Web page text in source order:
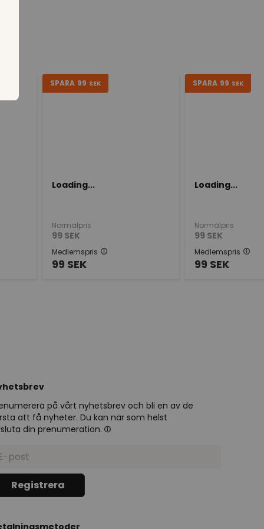
SPARA 99 SEK
Loading...
Normalpris
99 SEK
Medlemspris
99 SEK
SPARA 99 SEK
Loading...
Normalpris
99 SEK
Medlemspris
99 SEK
på vårt nyhetsbrev och bli en av de
att få nyheter. Du kan när som helst
din prenumeration.